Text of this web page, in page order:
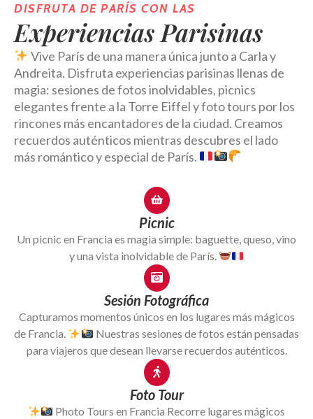
DISFRUTA DE PARÍS CON LAS
Experiencias Parisinas
Vive París de una manera única junto a Carla y
Andreita. Disfruta experiencias parisinas llenas de
magia: sesiones de fotos inolvidables, picnics
elegantes frente a la Torre Eiffel y foto tours por los
rincones más encantadores de la ciudad. Creamos
recuerdos auténticos mientras descubres el lado
más romántico y especial de París.
Picnic
Un picnic en Francia es magia simple: baguette, queso, vino
y una vista inolvidable de París.
Sesión Fotográfica
Capturamos momentos únicos en los lugares más mágicos
de Francia.
Nuestras sesiones de fotos están pensadas
para viajeros que desean llevarse recuerdos auténticos.
Foto Tour
Photo Tours en Francia Recorre lugares mágicos